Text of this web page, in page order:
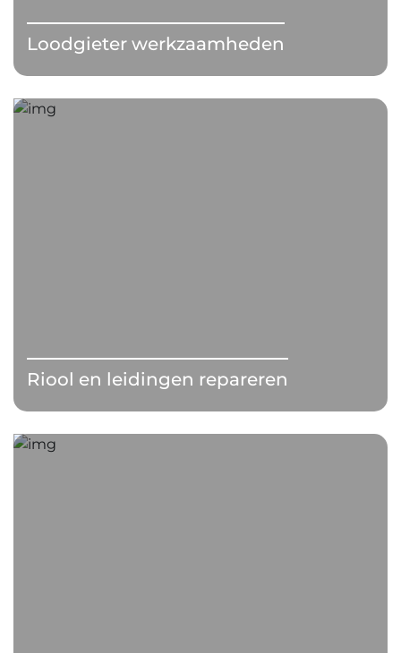
Loodgieter werkzaamheden
Riool en leidingen repareren